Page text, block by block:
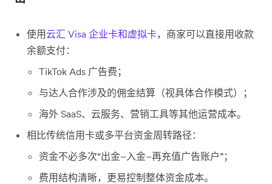
使用云汇 Visa 企业卡和虚拟卡，商家可以直接用收款
余额支付：
TikTok Ads 广告费；
与达人合作涉及的佣金结算（视具体合作模式）；
海外 SaaS、云服务、营销工具等其他运营成本。
相比传统信用卡或多平台资金周转路径：
资金不必多次“出金–入金–再充值广告账户”；
费用结构清晰，更易控制整体资金成本。